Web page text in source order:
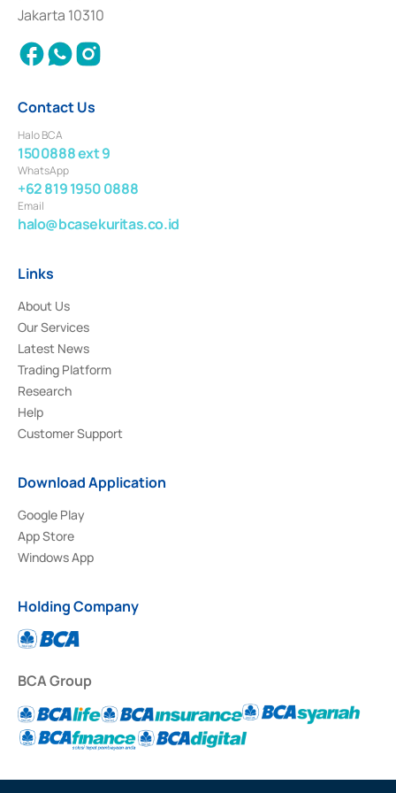
Settlement of Commercial Paper Transactions whose license was issued in
2018.
Jakarta 10310
Contact Us
Halo BCA
1500888 ext 9
WhatsApp
+62 819 1950 0888
Email
halo@bcasekuritas.co.id
Links
About Us
Our Services
Latest News
Trading Platform
Research
Help
Customer Support
Download Application
Google Play
App Store
Windows App
Holding Company
BCA Group